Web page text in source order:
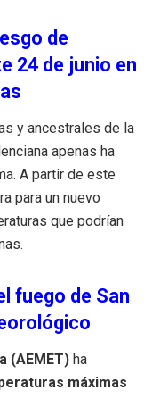
de
24 de junio en
y ancestrales de la
apenas ha
A partir de este
para un nuevo
que podrían
fuego de San
(AEMET) ha
máximas